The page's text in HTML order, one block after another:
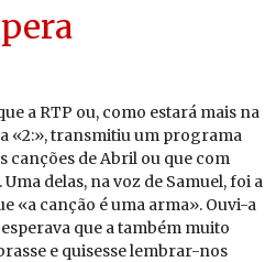
a RTP ou, como estará mais na
«2:», transmitiu um programa
canções de Abril ou que com
delas, na voz de Samuel, foi a
«a canção é uma arma». Ouvi-a
que a também muito
e quisesse lembrar-nos